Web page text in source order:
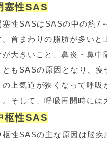
塞性SAS
塞性SASはSASの中の約7
。首まわりの脂肪が多い
が大きいこと、鼻炎・鼻中
ともSASの原因となり、痩
の上気道が狭くなって呼
。そして、呼吸再開時には
枢性SAS
枢性SASの主な原因は脳